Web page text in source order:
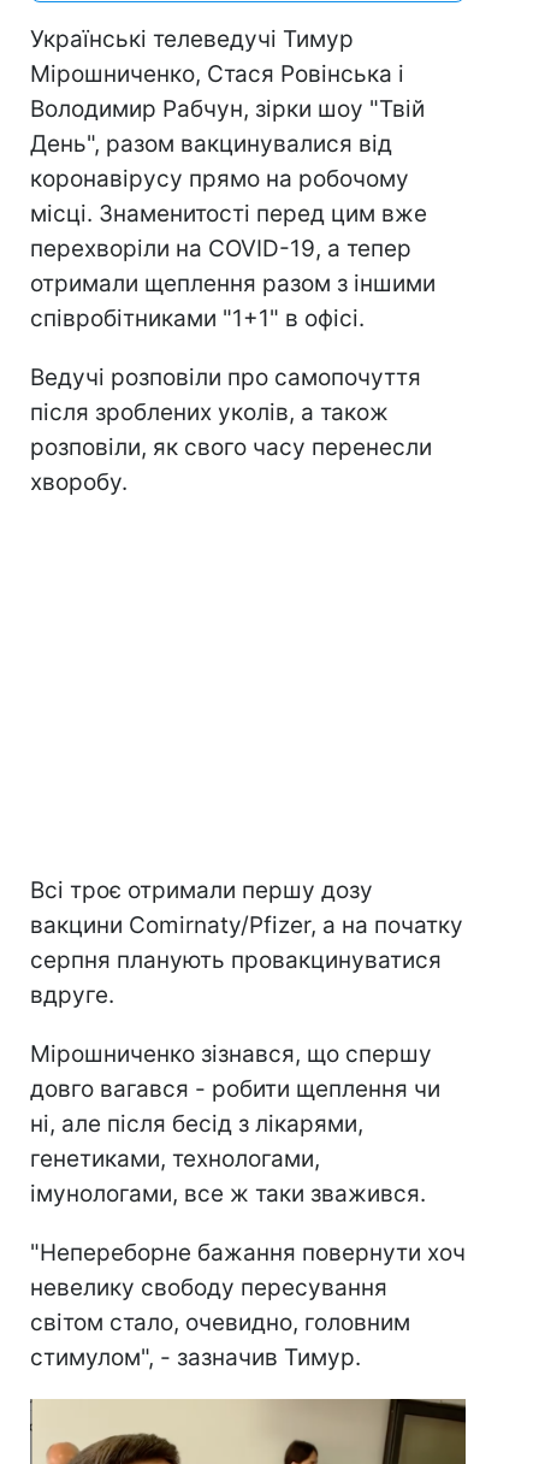
Українські телеведучі Тимур
Мірошниченко, Стася Ровінська і
Володимир Рабчун, зірки шоу "Твій
День", разом вакцинувалися від
коронавірусу прямо на робочому
місці. Знаменитості перед цим вже
перехворіли на COVID-19, а тепер
отримали щеплення разом з іншими
співробітниками "1+1" в офісі.
Ведучі розповіли про самопочуття
після зроблених уколів, а також
розповіли, як свого часу перенесли
хворобу.
Всі троє отримали першу дозу
вакцини Comirnaty/Pfizer, а на початку
серпня планують провакцинуватися
вдруге.
Мірошниченко зізнався, що спершу
довго вагався - робити щеплення чи
ні, але після бесід з лікарями,
генетиками, технологами,
імунологами, все ж таки зважився.
"Непереборне бажання повернути хоч
невелику свободу пересування
світом стало, очевидно, головним
стимулом", - зазначив Тимур.